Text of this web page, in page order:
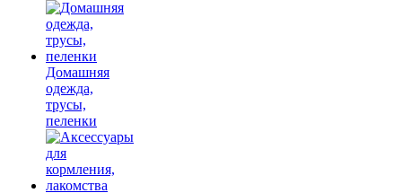
Домашняя
одежда,
трусы,
пеленки